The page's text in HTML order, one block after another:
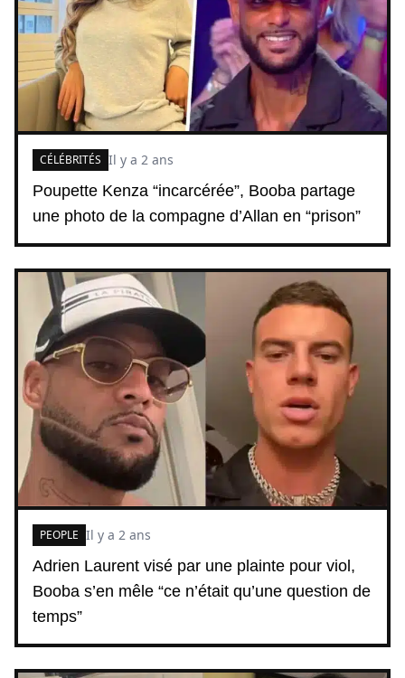
Poupette Kenza “incarcérée”, Booba partage
une photo de la compagne d’Allan en “prison”
CÉLÉBRITÉS Il y a 2 ans
Adrien Laurent visé par une plainte pour viol,
Booba s’en mêle “ce n’était qu’une question de
temps”
PEOPLE Il y a 2 ans